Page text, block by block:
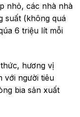
nhỏ, các nhà nhà
suất (không quá
6 triệu lít mỗi
hương vị
với người tiêu
bia sản xuất